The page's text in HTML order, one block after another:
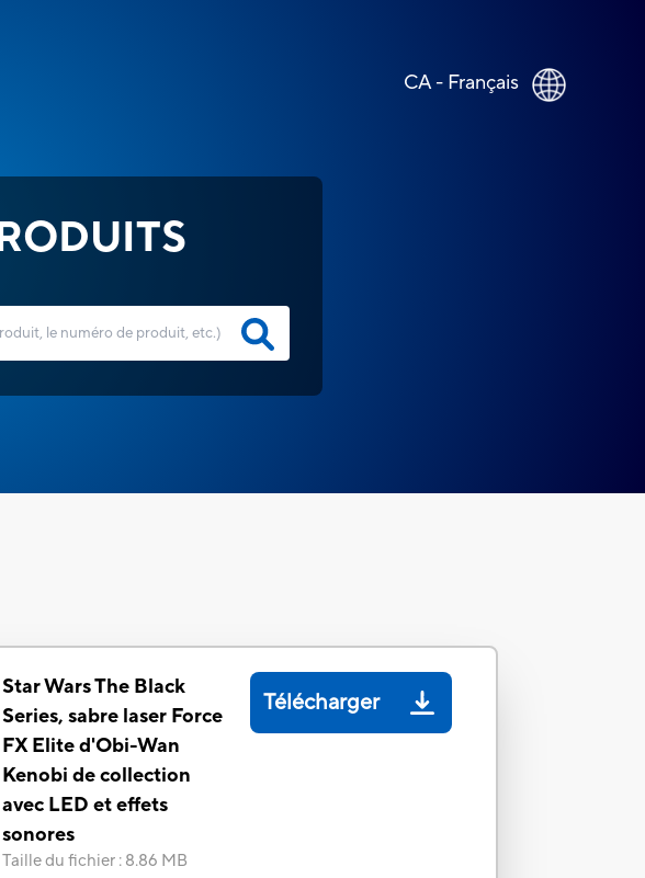
CA - Français
Star Wars The Black
Series, sabre laser Force
FX Elite d'Obi-Wan
Kenobi de collection
avec LED et effets
sonores
Taille du fichier : 8.86 MB
Télécharger